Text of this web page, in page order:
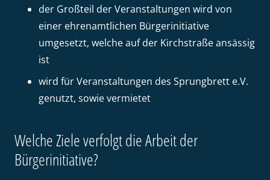
der Großteil der Veranstaltungen wird von
einer ehrenamtlichen Bürgerinitiative
umgesetzt, welche auf der Kirchstraße ansässig
ist
wird für Veranstaltungen des Sprungbrett e.V.
genutzt, sowie vermietet
Welche Ziele verfolgt die Arbeit der
Bürgerinitiative?